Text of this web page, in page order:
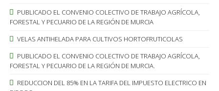
PUBLICADO EL CONVENIO COLECTIVO DE TRABAJO AGRÍCOLA,
FORESTAL Y PECUARIO DE LA REGIÓN DE MURCIA
VELAS ANTIHELADA PARA CULTIVOS HORTOFRUTICOLAS
PUBLICADO EL CONVENIO COLECTIVO DE TRABAJO AGRÍCOLA,
FORESTAL Y PECUARIO DE LA REGIÓN DE MURCIA.
REDUCCION DEL 85% EN LA TARIFA DEL IMPUESTO ELECTRICO EN